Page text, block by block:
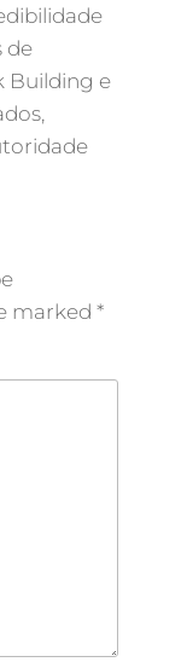
de
Building e
marked *